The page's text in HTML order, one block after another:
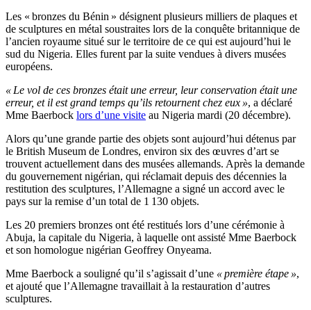
Les « bronzes du Bénin » désignent plusieurs milliers de plaques et
de sculptures en métal soustraites lors de la conquête britannique de
l’ancien royaume situé sur le territoire de ce qui est aujourd’hui le
sud du Nigeria. Elles furent par la suite vendues à divers musées
européens.
« Le vol de ces bronzes était une erreur, leur conservation était une
erreur, et il est grand temps qu’ils retournent chez eux », a déclaré
Mme Baerbock lors d’une visite au Nigeria mardi (20 décembre).
Alors qu’une grande partie des objets sont aujourd’hui détenus par
le British Museum de Londres, environ six des œuvres d’art se
trouvent actuellement dans des musées allemands. Après la demande
du gouvernement nigérian, qui réclamait depuis des décennies la
restitution des sculptures, l’Allemagne a signé un accord avec le
pays sur la remise d’un total de 1 130 objets.
Les 20 premiers bronzes ont été restitués lors d’une cérémonie à
Abuja, la capitale du Nigeria, à laquelle ont assisté Mme Baerbock
et son homologue nigérian Geoffrey Onyeama.
Mme Baerbock a souligné qu’il s’agissait d’une « première étape »,
et ajouté que l’Allemagne travaillait à la restauration d’autres
sculptures.